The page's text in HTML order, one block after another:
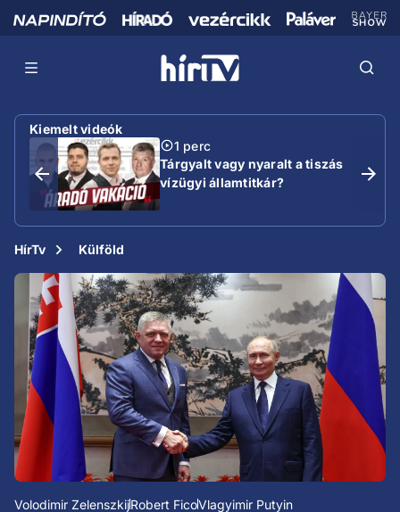
Kiemelt videók
1 perc
Tárgyalt vagy nyaralt a tiszás
vízügyi államtitkár?
HírTv Külföld
Volodimir ZelenszkijRobert FicoVlagyimir Putyin